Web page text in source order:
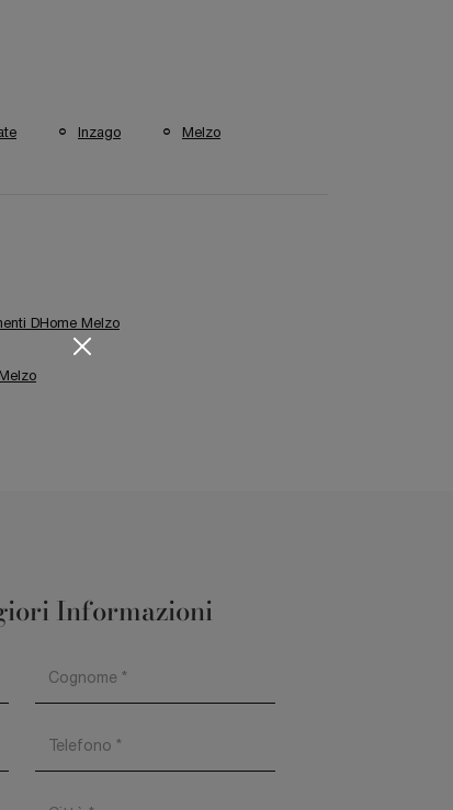
Inzago Melzo
DHome Melzo
Informazioni